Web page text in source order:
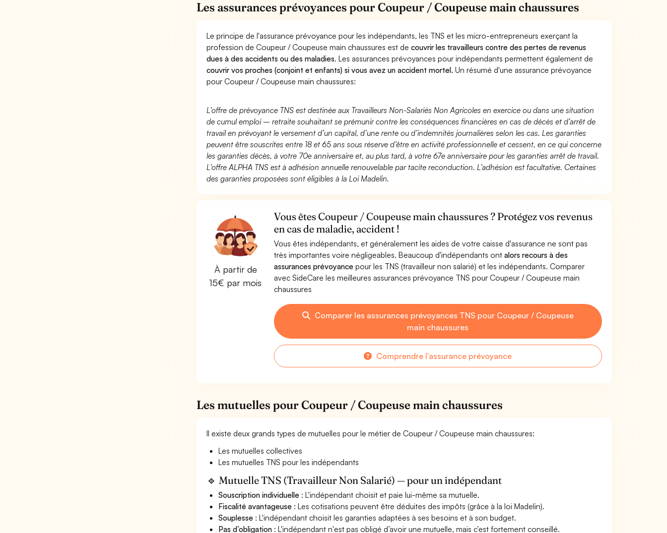
Les assurances prévoyances pour Coupeur / Coupeuse main chaussures
Le principe de l'assurance prévoyance pour les indépendants, les TNS et les micro-entrepreneurs exerçant la
profession de Coupeur / Coupeuse main chaussures est decouvrir les travailleurs contre des pertes de revenus
dues à des accidents ou des maladies. Les assurances prévoyances pour indépendants permettent également de
couvrir vos proches (conjoint et enfants) si vous avez un accident mortel. Un résumé d'une assurance prévoyance
pour Coupeur / Coupeuse main chaussures:
L’offre de prévoyance TNS est destinée aux Travailleurs Non-Salariés Non Agricoles en exercice ou dans une situation
de cumul emploi – retraite souhaitant se prémunir contre les conséquences financières en cas de décès et d’arrêt de
travail en prévoyant le versement d’un capital, d’une rente ou d’indemnités journalières selon les cas. Les garanties
peuvent être souscrites entre 18 et 65 ans sous réserve d’être en activité professionnelle et cessent, en ce qui concerne
les garanties décès, à votre 70e anniversaire et, au plus tard, à votre 67e anniversaire pour les garanties arrêt de travail.
L’offre ALPHA TNS est à adhésion annuelle renouvelable par tacite reconduction. L’adhésion est facultative. Certaines
des garanties proposées sont éligibles à la Loi Madelin.
À partir de
15€ par mois
Vous êtes Coupeur / Coupeuse main chaussures ? Protégez vos revenus
en cas de maladie, accident !
Vous êtes indépendants, et généralement les aides de votre caisse d'assurance ne sont pas
très importantes voire négligeables. Beaucoup d'indépendants ont alors recours à des
assurances prévoyancepour les TNS (travailleur non salarié) et les indépendants. Comparer
avec SideCare les meilleures assurances prévoyance TNS pour Coupeur / Coupeuse main
chaussures
Comparer les assurances prévoyances TNS pour Coupeur / Coupeuse
main chaussures
Comprendre l'assurance prévoyance
Les mutuelles pour Coupeur / Coupeuse main chaussures
Il existe deux grands types de mutuelles pour le métier de Coupeur / Coupeuse main chaussures:
Les mutuelles collectives
Les mutuelles TNS pour les indépendants
🔹 Mutuelle TNS (Travailleur Non Salarié) — pour un indépendant
Souscription individuelle : L'indépendant choisit et paie lui-même sa mutuelle.
Fiscalité avantageuse : Les cotisations peuvent être déduites des impôts (grâce à la loi Madelin).
Souplesse : L'indépendant choisit les garanties adaptées à ses besoins et à son budget.
Pas d’obligation : L'indépendant n'est pas obligé d’avoir une mutuelle, mais c’est fortement conseillé.